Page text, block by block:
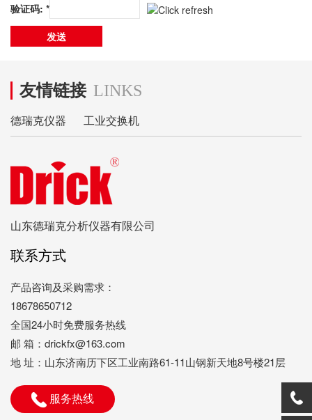
验证码: *
友情链接 LINKS
德瑞克仪器 工业交换机
山东德瑞克分析仪器有限公司
联系方式
产品咨询及采购需求：
18678650712
全国24小时免费服务热线
邮 箱：drickfx@163.com
地 址：山东济南历下区工业南路61-11山钢新天地8号楼21层
服务热线